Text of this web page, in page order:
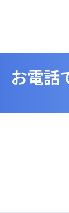
損から保護
一部のコンテ
スに関する情
のブラウザ設
LLCが
を無効にす
の変更
知すること
お電話